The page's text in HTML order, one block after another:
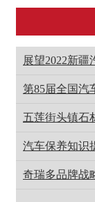
展望2022新疆
第85届全国汽
五莲街头镇石
汽车保养知识
奇瑞多品牌战